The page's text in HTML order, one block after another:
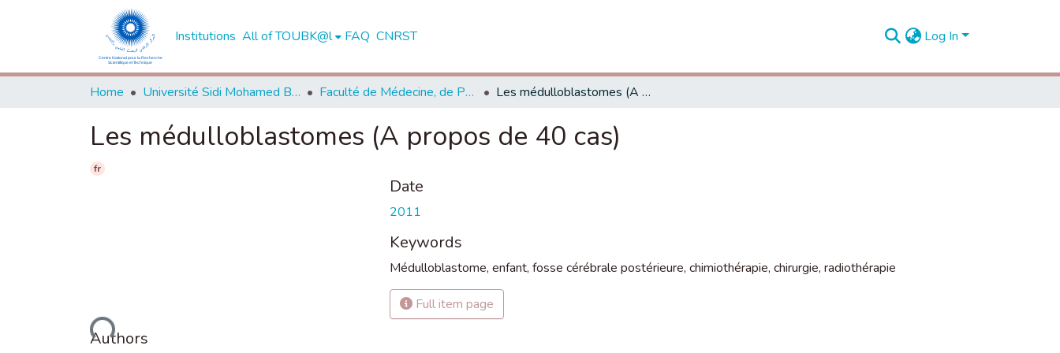
Institutions All of TOUBK@l FAQ CNRST Log In
Home Université Sidi Mohamed Ben Abdellah de Fès Faculté de Médecine, de Pharmacie et de Médecine Dentaire - Fès Les médulloblastomes (A propos de 40 cas)
Les médulloblastomes (A propos de 40 cas)
fr
Loading...
Authors
Date
2011
Keywords
Médulloblastome, enfant, fosse cérébrale postérieure, chimiothérapie, chirurgie, radiothérapie
Full item page